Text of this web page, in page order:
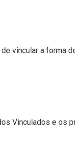
vincular a forma
Vinculados e os